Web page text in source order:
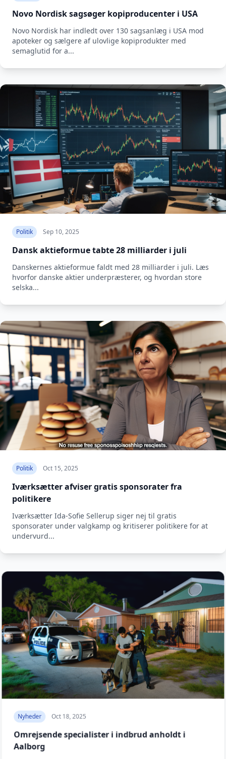
Novo Nordisk sagsøger kopiproducenter i USA
Novo Nordisk har indledt over 130 sagsanlæg i USA mod
apoteker og sælgere af ulovlige kopiprodukter med
semaglutid for a...
Politik Sep 10, 2025
Dansk aktieformue tabte 28 milliarder i juli
Danskernes aktieformue faldt med 28 milliarder i juli. Læs
hvorfor danske aktier underpræsterer, og hvordan store
selska...
Politik Oct 15, 2025
Iværksætter afviser gratis sponsorater fra
politikere
Iværksætter Ida-Sofie Sellerup siger nej til gratis
sponsorater under valgkamp og kritiserer politikere for at
undervurd...
Nyheder Oct 18, 2025
Omrejsende specialister i indbrud anholdt i
Aalborg